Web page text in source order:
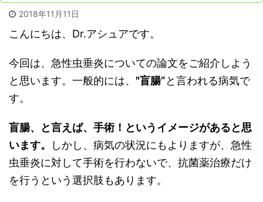
2018年11月11日
こんにちは、Dr.アシュアです。
今回は、急性虫垂炎についての論文をご紹介しよう
と思います。一般的には、 "盲腸”と言われる病気で
す。
盲腸、と言えば、手術！というイメージがあると思
います。
しかし、病気の状況にもよりますが、急性
虫垂炎に対して手術を行わないで、抗菌薬治療だけ
を行うという選択肢もあります。